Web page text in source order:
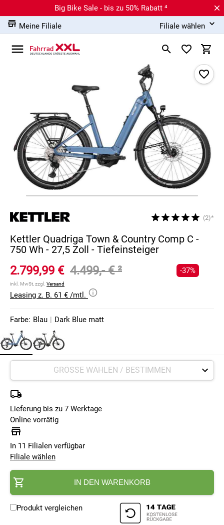
Big Bike Sale - bis zu 50% Rabatt ⁴
Meine Filiale
Filiale wählen
(2)*
Kettler Quadriga Town & Country Comp C -
750 Wh - 27,5 Zoll - Tiefeinsteiger
2.799,99 € 4.499,- €²
inkl. MwSt, zzgl. Versand
-37%
Leasing z. B. 61 € /mtl.
Farbe: Blau | Dark Blue matt
Lieferung bis zu 7 Werktage
Online vorrätig
In 11 Filialen verfügbar
Filiale wählen
IN DEN WARENKORB
Produkt vergleichen